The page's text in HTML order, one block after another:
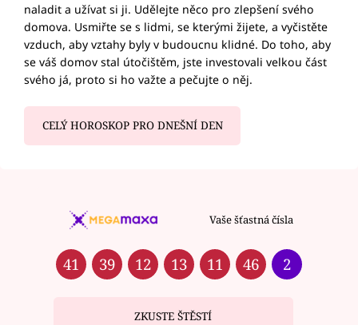
naladit a užívat si ji. Udělejte něco pro zlepšení svého
domova. Usmiřte se s lidmi, se kterými žijete, a vyčistěte
vzduch, aby vztahy byly v budoucnu klidné. Do toho, aby
se váš domov stal útočištěm, jste investovali velkou část
svého já, proto si ho važte a pečujte o něj.
CELÝ HOROSKOP PRO DNEŠNÍ DEN
Vaše šťastná čísla
41 39 12 13 11 46 2
ZKUSTE ŠTĚSTÍ